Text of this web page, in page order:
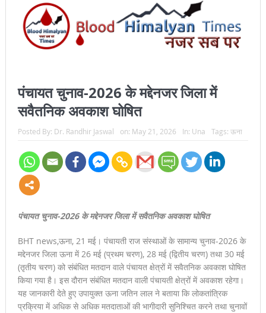
पंचायत चुनाव-2026 के मद्देनजर जिला में
सवैतनिक अवकाश घोषित
Posted By: Dr. Randhir Jaswal on: May 21, 2026 In: Una Tags: ऊना
पंचायत चुनाव-2026 के मद्देनजर जिला में सवैतनिक अवकाश घोषित
BHT news,ऊना, 21 मई। पंचायती राज संस्थाओं के सामान्य चुनाव-2026 के
मद्देनजर जिला ऊना में 26 मई (प्रथम चरण), 28 मई (द्वितीय चरण) तथा 30 मई
(तृतीय चरण) को संबंधित मतदान वाले पंचायत क्षेत्रों में सवैतनिक अवकाश घोषित
किया गया है। इस दौरान संबंधित मतदान वाली पंचायती क्षेत्रों में अवकाश रहेगा।
यह जानकारी देते हुए उपायुक्त ऊना जतिन लाल ने बताया कि लोकतांत्रिक
प्रक्रिया में अधिक से अधिक मतदाताओं की भागीदारी सुनिश्चित करने तथा चुनावों